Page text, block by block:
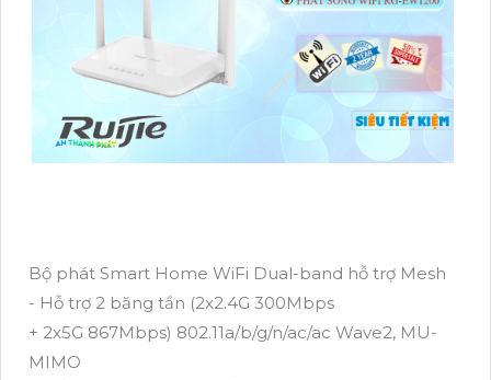
Bộ phát Smart Home WiFi Dual-band hỗ trợ Mesh
- Hỗ trợ 2 băng tần (2x2.4G 300Mbps
+ 2x5G 867Mbps) 802.11a/b/g/n/ac/ac Wave2, MU-
MIMO